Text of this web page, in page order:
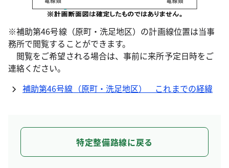
※補助第46号線（原町・洗足地区）の計画線位置は当事
務所で閲覧することができます。
閲覧をご希望される場合は、事前に来所予定日時をご
連絡ください。
補助第46号線（原町・洗足地区） これまでの経緯
特定整備路線に戻る